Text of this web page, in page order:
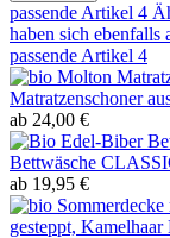
passende Artikel 4
haben sich ebenfalls
passende Artikel 4
Matratzenschoner
ab 24,00 €
Bettwäsche
ab 19,95 €
gesteppt,